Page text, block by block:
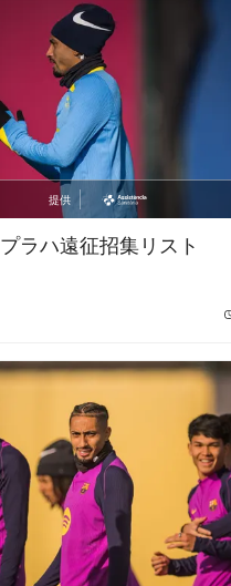
提供
asistencia
プラハ遠征招集リスト
FCB Barcelona